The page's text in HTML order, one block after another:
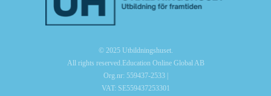
© 2025 Utbildningshuset.
All rights reserved.Education Online Global AB
Org.nr: 559437-2533 |
VAT: SE559437253301